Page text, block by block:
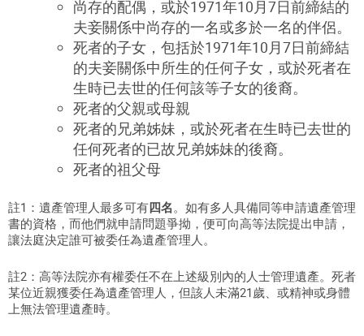
尚存的配偶，或於1971年10月7日前締結的
夫妾關係中尚存的一名或多於一名的伴侶。
死者的子女，包括於1971年10月7日前締結
的夫妾關係中所生的任何子女，或於死者在
生時已去世的任何該等子女的後裔。
死者的父親或母親
死者的兄弟姊妹，或於死者在生時已去世的
任何死者的已故兄弟姊妹的後裔。
死者的祖父母
註1：遺產管理人最多可有四名。如有多人具備同等申請遺產管理
書的資格，而他們就申請問題爭拗，便可向高等法院提出申請，
讓法庭決定誰可被委任為遺產管理人。
註2：高等法院亦有權委任不在上述級別內的人士管理遺產。 死者
某位近親獲委任為遺產管理人，但該人未滿21歲、或精神或身體
上無法管理遺產時。